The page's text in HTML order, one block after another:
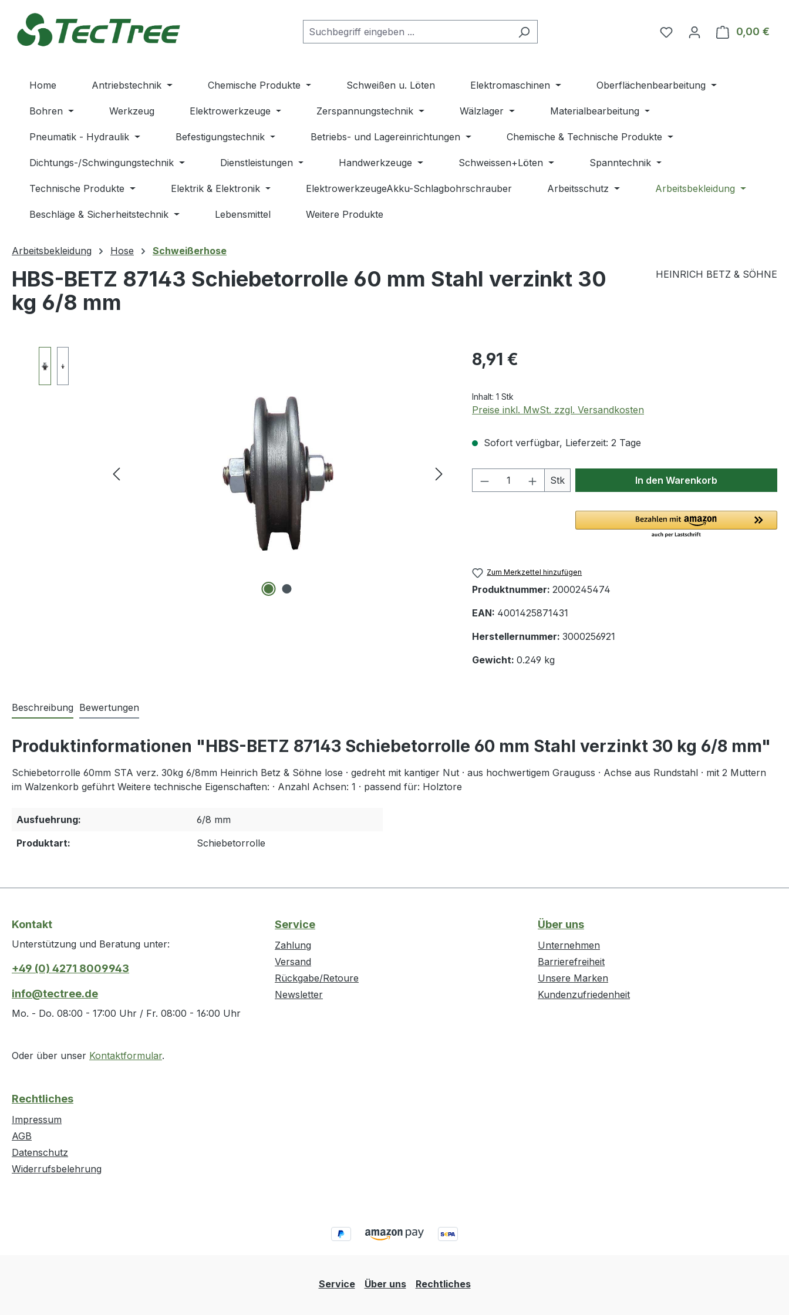
Hauptinhalt springen
Zur Suche springen
Zur Hauptnavigation springen
Du hast 0 Produkte auf
0,00 €
Home Antriebstechnik Chemische Produkte Schweißen u. Löten Elektromaschinen Oberflächenbearbeitung
Bohren Werkzeug Elektrowerkzeuge Zerspannungstechnik Wälzlager Materialbearbeitung
Pneumatik - Hydraulik Befestigungstechnik Betriebs- und Lagereinrichtungen Chemische & Technische Produkte
Dichtungs-/Schwingungstechnik Dienstleistungen Handwerkzeuge Schweissen+Löten Spanntechnik
Technische Produkte Elektrik & Elektronik ElektrowerkzeugeAkku-Schlagbohrschrauber Arbeitsschutz Arbeitsbekleidung
Beschläge & Sicherheitstechnik Lebensmittel Weitere Produkte
Arbeitsbekleidung Hose Schweißerhose
HBS-BETZ 87143 Schiebetorrolle 60 mm Stahl verzinkt 30
kg 6/8 mm
HEINRICH BETZ & SÖHNE
Regulärer Preis:
8,91 €
Inhalt: 1 Stk
Preise inkl. MwSt. zzgl. Versandkosten
Sofort verfügbar, Lieferzeit: 2 Tage
Produkt Anzahl: Gib den gewünschten Wert
Stk In den Warenkorb
Zum Merkzettel hinzufügen
Produktnummer: 2000245474
EAN: 4001425871431
Herstellernummer: 3000256921
Gewicht: 0.249 kg
Beschreibung Bewertungen
Produktinformationen "HBS-BETZ 87143 Schiebetorrolle 60 mm Stahl verzinkt 30 kg 6/8 mm"
Schiebetorrolle 60mm STA verz. 30kg 6/8mm Heinrich Betz & Söhne lose · gedreht mit kantiger Nut · aus hochwertigem Grauguss · Achse aus Rundstahl · mit 2 Muttern
im Walzenkorb geführt Weitere technische Eigenschaften: · Anzahl Achsen: 1 · passend für: Holztore
Ausfuehrung:
6/8 mm
Produktart:
Schiebetorrolle
Kontakt
Unterstützung und Beratung unter:
+49 (0) 4271 8009943
info@tectree.de
Mo. - Do. 08:00 - 17:00 Uhr / Fr. 08:00 - 16:00 Uhr
Oder über unser Kontaktformular.
Service
Zahlung
Versand
Rückgabe/Retoure
Newsletter
Über uns
Unternehmen
Barrierefreiheit
Unsere Marken
Kundenzufriedenheit
Rechtliches
Impressum
AGB
Datenschutz
Widerrufsbelehrung
Service Über uns Rechtliches